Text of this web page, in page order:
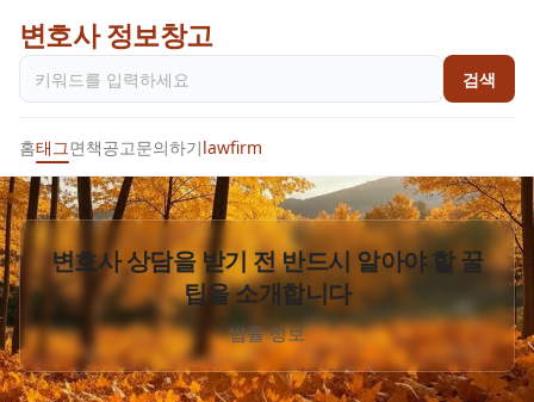
변호사 정보창고
검색
홈태그면책공고문의하기lawfirm
변호사 상담을 받기 전 반드시 알아야 할 꿀
팁을 소개합니다
법률 정보